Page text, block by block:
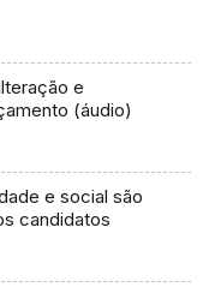
e
(áudio)
e social são
candidatos